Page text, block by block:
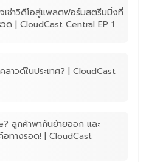
เช่าวิดีโอสู่แพลตฟอร์มสตรีมมิ่งที่
ด | CloudCast Central EP 1
ลาวด์ในประเทศ? | CloudCast
ลูกค้าพากันย้ายออก และ
ทางรอด! | CloudCast